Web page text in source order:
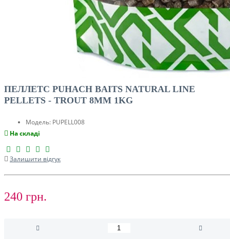
ПЕЛЛЕТС PUHACH BAITS NATURAL LINE
PELLETS - TROUT 8MM 1KG
Модель: PUPELL008
На складі
Залишити відгук
240 грн.